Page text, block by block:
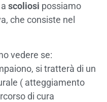
scoliosi possiamo
che consiste nel
vedere se:
si tratterà di un
( atteggiamento
di cura